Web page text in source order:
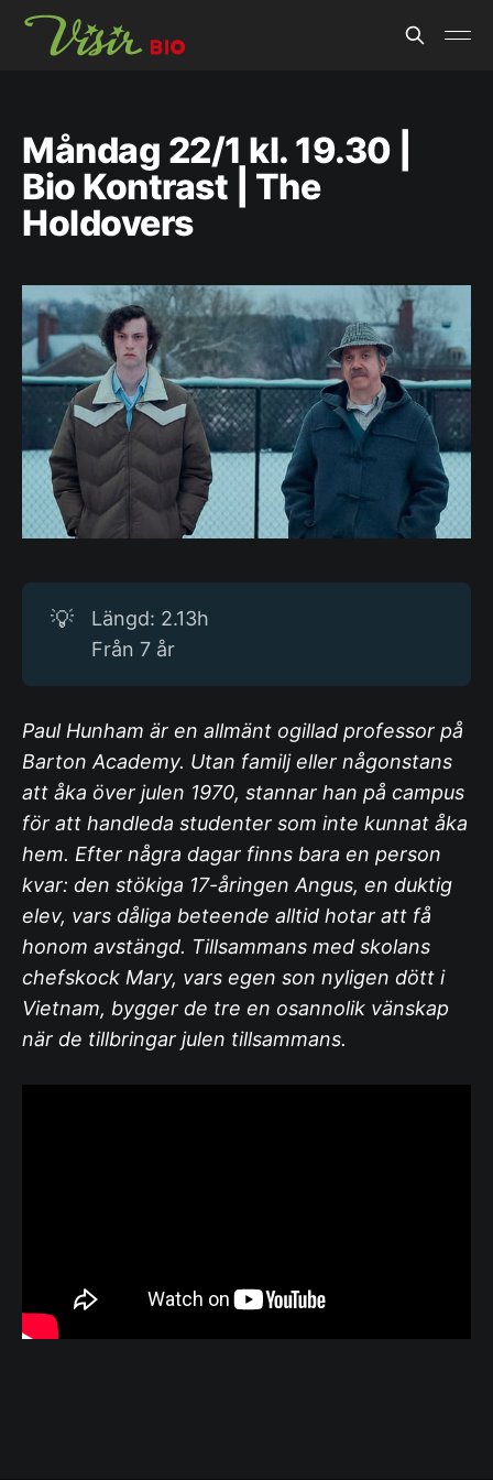
Måndag 22/1 kl. 19.30 |
Bio Kontrast | The
Holdovers
💡
Längd: 2.13h
Från 7 år
Paul Hunham är en allmänt ogillad professor på
Barton Academy. Utan familj eller någonstans
att åka över julen 1970, stannar han på campus
för att handleda studenter som inte kunnat åka
hem. Efter några dagar finns bara en person
kvar: den stökiga 17-åringen Angus, en duktig
elev, vars dåliga beteende alltid hotar att få
honom avstängd. Tillsammans med skolans
chefskock Mary, vars egen son nyligen dött i
Vietnam, bygger de tre en osannolik vänskap
när de tillbringar julen tillsammans.